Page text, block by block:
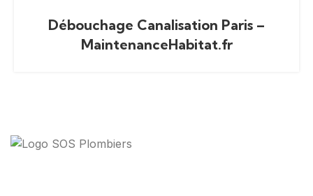
Débouchage Canalisation Paris –
MaintenanceHabitat.fr